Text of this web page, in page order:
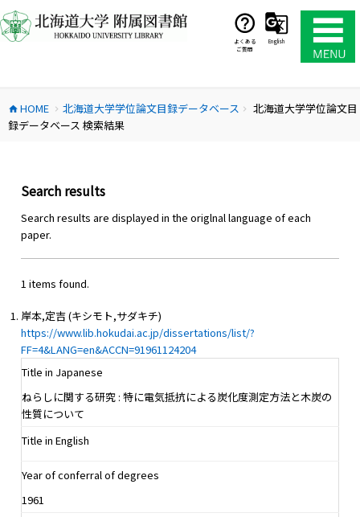
ン
テ
ス
キ
よくある
ご質問
English
home HOME chevron_right 北海道大学学位論文目録データベース chevron_right
北海道大学学位論文目
録データベース 検索結果
Search results
Search results are displayed in the origlnal language of each
paper.
1 items found.
岸本,定吉 (キシモト,サダキチ)
https://www.lib.hokudai.ac.jp/dissertations/list/?
FF=4&LANG=en&ACCN=91961124204
Title in Japanese
ねらしに関する研究 : 特に電気抵抗による炭化度測定方法と木炭の
性質について
Title in English
Year of conferral of degrees
1961